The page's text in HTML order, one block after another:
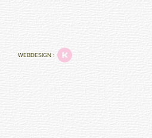
WEBDESIGN :